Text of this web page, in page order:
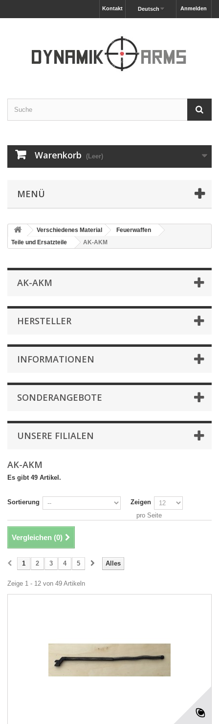
Anmelden
Deutsch
Kontakt
Warenkorb (Leer)
MENÜ
Verschiedenes Material
Feuerwaffen
Teile und Ersatzteile
AK-AKM
AK-AKM
HERSTELLER
INFORMATIONEN
SONDERANGEBOTE
UNSERE FILIALEN
AK-AKM
Es gibt 49 Artikel.
Sortierung
Zeigen
pro Seite
Vergleichen (0)
Alles
1 2 3 4 5
Zeige 1 - 12 von 49 Artikeln